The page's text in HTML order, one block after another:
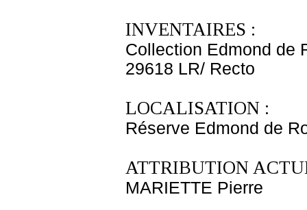
INVENTAIRES :
Collection Edmond de
29618 LR/ Recto
LOCALISATION :
Réserve Edmond de
ATTRIBUTION
MARIETTE Pierre